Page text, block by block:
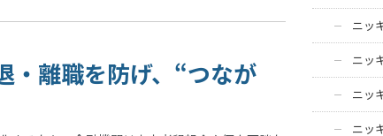
・離職を防げ、“つなが
ニッ
ニッ
ニッ
ニッ